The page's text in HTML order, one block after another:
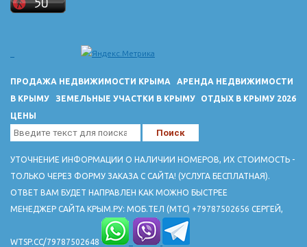
ПРОДАЖА НЕДВИЖИМОСТИ КРЫМА
АРЕНДА НЕДВИЖИМОСТИ
В КРЫМУ
ЗЕМЕЛЬНЫЕ УЧАСТКИ В КРЫМУ
ОТДЫХ В КРЫМУ 2026
ЦЕНЫ
УТОЧНЕНИЕ ИНФОРМАЦИИ О НАЛИЧИИ НОМЕРОВ, ИХ СТОИМОСТЬ -
ТОЛЬКО ЧЕРЕЗ ФОРМУ ЗАКАЗА С САЙТА! (УСЛУГА БЕСПЛАТНАЯ).
ОТВЕТ ВАМ БУДЕТ НАПРАВЛЕН КАК МОЖНО БЫСТРЕЕ
МЕНЕДЖЕР САЙТА КРЫМ.РУ: МОБ.ТЕЛ (МТС) +79787502656 СЕРГЕЙ,
WTSP.CC/79787502648